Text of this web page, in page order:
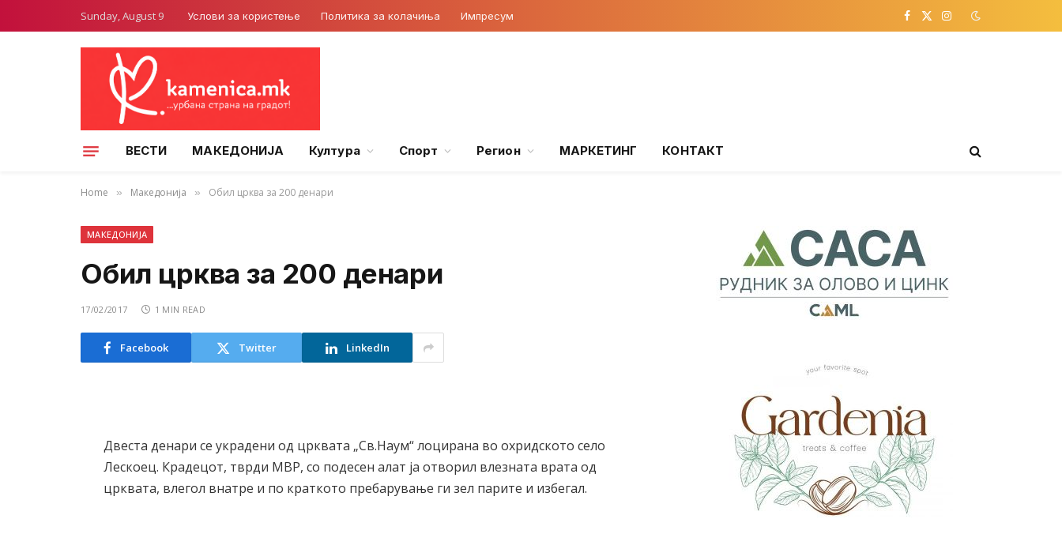
Sunday, August 9 Услови за користење Политика за колачиња Импресум Facebook
X
Instagram
ВЕСТИ МАКЕДОНИЈА Култура Спорт Регион МАРКЕТИНГ КОНТАКТ
Home » Македонија » Обил црква за 200 денари
МАКЕДОНИЈА
Обил црква за 200 денари
17/02/2017 1 MIN READ
Facebook Twitter LinkedIn
Двеста денари се украдени од црквата „Св.Наум“ лоцирана во охридското село
Лескоец. Крадецот, тврди МВР, со подесен алат ја отворил влезната врата од
црквата, влегол внатре и по краткото пребарување ги зел парите и избегал.